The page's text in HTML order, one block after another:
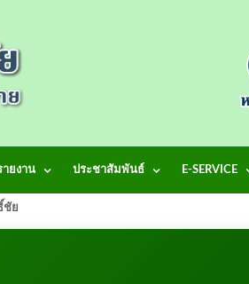
ายงาน ประชาสัมพันธ์ E-SERVICE
ชัย